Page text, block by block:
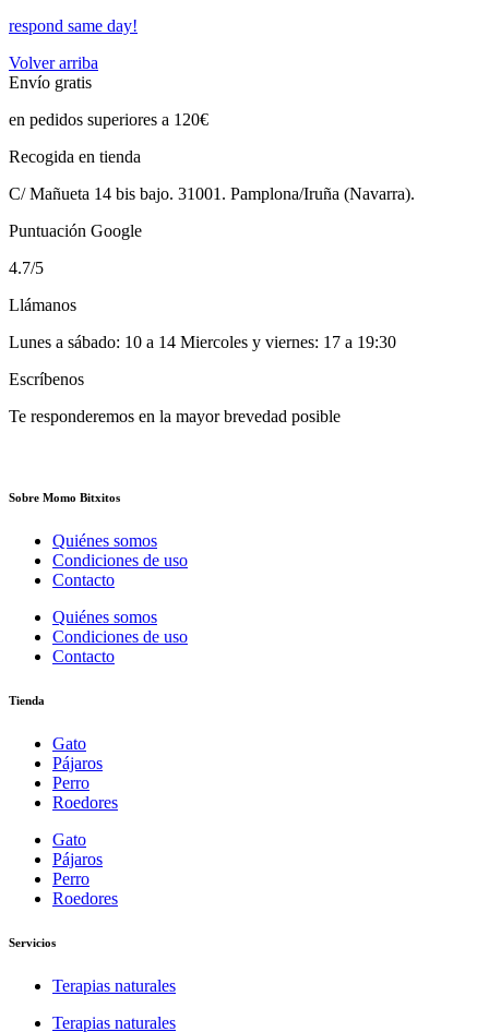
respond same day!
Volver arriba
Envío gratis
en pedidos superiores a 120€
Recogida en tienda
C/ Mañueta 14 bis bajo. 31001. Pamplona/Iruña (Navarra).
Puntuación Google
4.7/5
Llámanos
Lunes a sábado: 10 a 14 Miercoles y viernes: 17 a 19:30
Escríbenos
Te responderemos en la mayor brevedad posible
Sobre Momo Bitxitos
Quiénes somos
Condiciones de uso
Contacto
Quiénes somos
Condiciones de uso
Contacto
Tienda
Gato
Pájaros
Perro
Roedores
Gato
Pájaros
Perro
Roedores
Servicios
Terapias naturales
Terapias naturales